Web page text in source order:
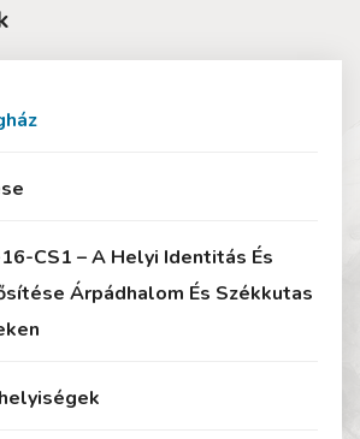
CS1 – A Helyi Identitás És
Árpádhalom És Székkutas